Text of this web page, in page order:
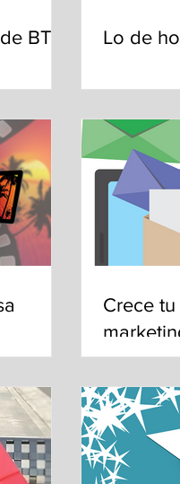
BTL? Lo de
Crece